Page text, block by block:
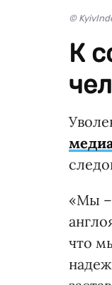
©
К
«Мы –
что